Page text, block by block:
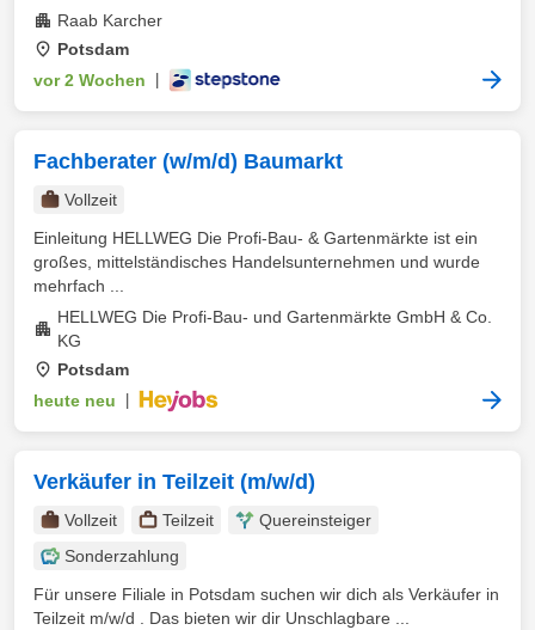
Raab Karcher
Potsdam
vor 2 Wochen
Fachberater (w/m/d) Baumarkt
Vollzeit
Einleitung HELLWEG Die Profi-Bau- & Gartenmärkte ist ein
großes, mittelständisches Handelsunternehmen und wurde
mehrfach ...
HELLWEG Die Profi-Bau- und Gartenmärkte GmbH & Co.
KG
Potsdam
heute neu
Verkäufer in Teilzeit (m/w/d)
Vollzeit Teilzeit
Quereinsteiger
Sonderzahlung
Für unsere Filiale in Potsdam suchen wir dich als Verkäufer in
Teilzeit m/w/d . Das bieten wir dir Unschlagbare ...